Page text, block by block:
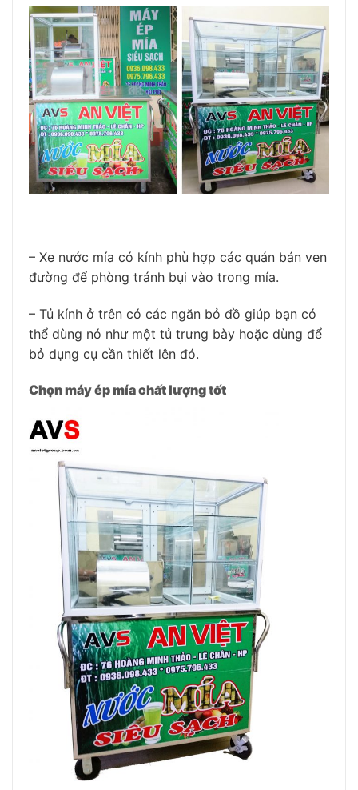
– Xe nước mía có kính phù hợp các quán bán ven
đường để phòng tránh bụi vào trong mía.
– Tủ kính ở trên có các ngăn bỏ đồ giúp bạn có
thể dùng nó như một tủ trưng bày hoặc dùng để
bỏ dụng cụ cần thiết lên đó.
Chọn máy ép mía chất lượng tốt